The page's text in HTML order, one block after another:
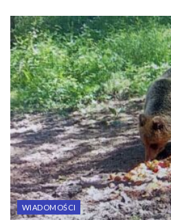
WIADOMOŚCI